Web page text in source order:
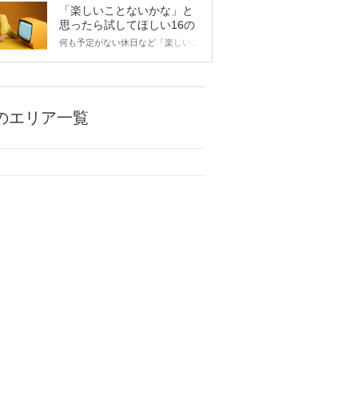
「楽しいことないかな」と
思ったら試してほしい16の
こと
何も予定がない休日など「楽しいこ
になれる対処法から、恋愛・自分磨
き・趣味などジャンル別の楽しいこ
エリア一覧